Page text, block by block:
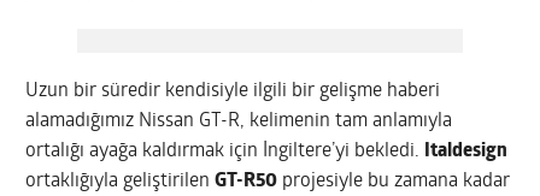
Uzun bir süredir kendisiyle ilgili bir gelişme haberi
alamadığımız Nissan GT-R, kelimenin tam anlamıyla
ortalığı ayağa kaldırmak için İngiltere’yi bekledi.
Italdesign
ortaklığıyla geliştirilenGT-R50 projesiyle bu zamana kadar